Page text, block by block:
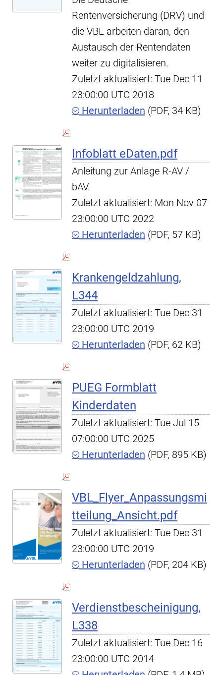
Rentenversicherung (DRV) und
die VBL arbeiten daran, den
Austausch der Rentendaten
weiter zu digitalisieren.
Zuletzt aktualisiert: Tue Dec 11
23:00:00 UTC 2018
Herunterladen (PDF, 34 KB)
Infoblatt eDaten.pdf
Anleitung zur Anlage R-AV /
bAV.
Zuletzt aktualisiert: Mon Nov 07
23:00:00 UTC 2022
Herunterladen (PDF, 57 KB)
Krankengeldzahlung,
L344
Zuletzt aktualisiert: Tue Dec 31
23:00:00 UTC 2019
Herunterladen (PDF, 62 KB)
PUEG Formblatt
Kinderdaten
Zuletzt aktualisiert: Tue Jul 15
07:00:00 UTC 2025
Herunterladen (PDF, 895 KB)
VBL_Flyer_Anpassungsmi
tteilung_Ansicht.pdf
Zuletzt aktualisiert: Tue Dec 31
23:00:00 UTC 2019
Herunterladen (PDF, 204 KB)
Verdienstbescheinigung,
L338
Zuletzt aktualisiert: Tue Dec 16
23:00:00 UTC 2014